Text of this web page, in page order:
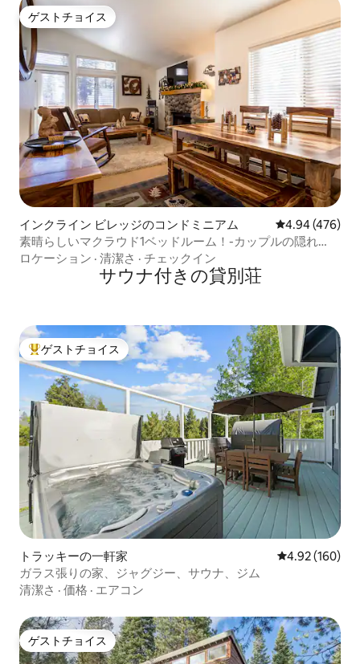
ゲストチョイス
ゲストチョイス
インクライン ビレッジのコンドミニアム レビュー476
4.94 (476)
素晴らしいマクラウド1ベッドルーム！-カップルの隠れ
家！
ロケーション · 清潔さ · チェックイン
サウナ付きの貸別荘
大好評のゲストチョイスです。
ゲストチョイス
トラッキーの一軒家 レビュー160
4.92 (160)
ガラス張りの家、ジャグジー、サウナ、ジム
清潔さ · 価格 · エアコン
ゲストチョイス
ゲストチョイス